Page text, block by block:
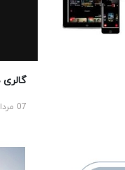
گالری
07 مرداد 1405